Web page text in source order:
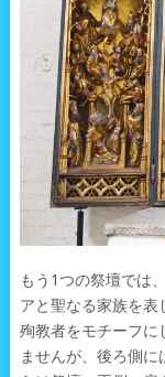
もう1つの祭壇では
アと聖なる家族を表
殉教者をモチーフに
ませんが、後ろ側